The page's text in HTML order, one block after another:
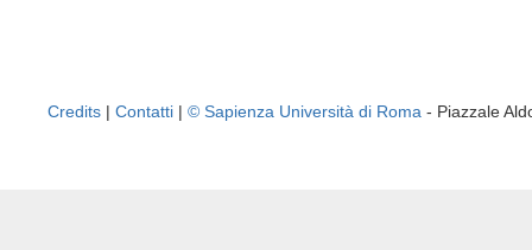
Credits | Contatti | © Sapienza Università di Roma - Piazzale